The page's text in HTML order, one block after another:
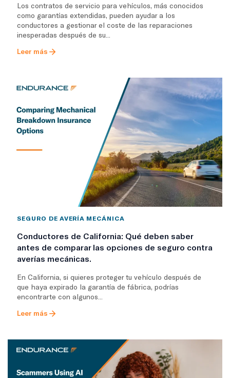
Los contratos de servicio para vehículos, más conocidos
como garantías extendidas, pueden ayudar a los
conductores a gestionar el coste de las reparaciones
inesperadas después de su...
Leer más
SEGURO DE AVERÍA MECÁNICA
Conductores de California: Qué deben saber
antes de comparar las opciones de seguro contra
averías mecánicas.
En California, si quieres proteger tu vehículo después de
que haya expirado la garantía de fábrica, podrías
encontrarte con algunos...
Leer más